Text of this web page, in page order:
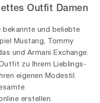
Outfit Damen
bekannte und beliebte
Mustang, Tommy
und Armani Exchange.
zu Ihrem Lieblings-
eigenen Modestil.
erstellen.